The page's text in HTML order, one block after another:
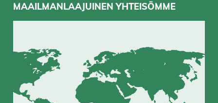
MAAILMANLAAJUINEN YHTEISÖMME